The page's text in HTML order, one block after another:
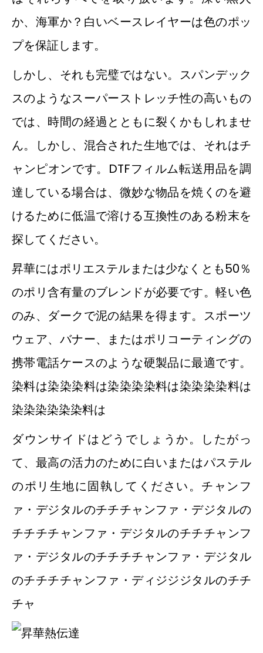
か、海軍か？白いベースレイヤーは色のポッ
プを保証します。
しかし、それも完璧ではない。スパンデック
スのようなスーパーストレッチ性の高いもの
では、時間の経過とともに裂くかもしれませ
ん。しかし、混合された生地では、それはチ
ャンピオンです。DTFフィルム転送用品を調
達している場合は、微妙な物品を焼くのを避
けるために低温で溶ける互換性のある粉末を
探してください。
昇華にはポリエステルまたは少なくとも50％
のポリ含有量のブレンドが必要です。軽い色
のみ、ダークで泥の結果を得ます。スポーツ
ウェア、バナー、またはポリコーティングの
携帯電話ケースのような硬製品に最適です。
染料は染染染料は染染染染料は染染染染料は
染染染染染染料は
ダウンサイドはどうでしょうか。したがっ
て、最高の活力のために白いまたはパステル
のポリ生地に固執してください。チャンフ
ァ・デジタルのチチチャンファ・デジタルの
チチチチャンファ・デジタルのチチチャンフ
ァ・デジタルのチチチチャンファ・デジタル
のチチチチャンファ・ディジジジタルのチチ
チャ